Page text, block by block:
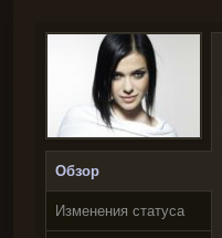
Обзор
Изменения статуса